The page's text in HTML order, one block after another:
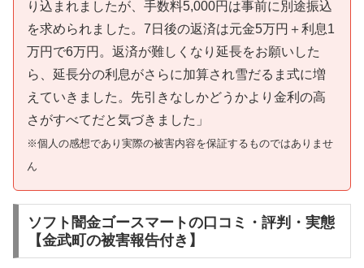
り込まれましたが、手数料5,000円は事前に別途振込
を求められました。7日後の返済は元金5万円＋利息1
万円で6万円。返済が難しくなり延長をお願いした
ら、延長分の利息がさらに加算され雪だるま式に増
えていきました。先引きなしかどうかより金利の高
さがすべてだと気づきました」
※個人の感想であり実際の被害内容を保証するものではありませ
ん
ソフト闇金ゴースマートの口コミ・評判・実態
【金武町の被害報告付き】